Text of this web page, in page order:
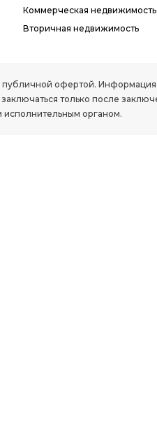
Коммерческая недвижимость
Вторичная недвижимость
публичной офертой.
только после
органом.